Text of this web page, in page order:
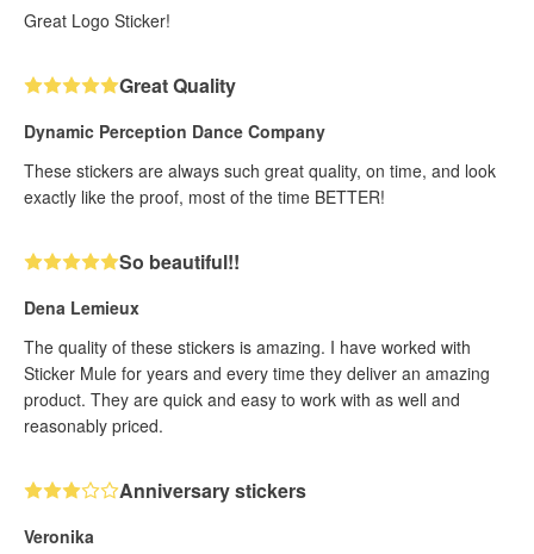
Great Logo Sticker!
Great Quality
Dynamic Perception Dance Company
These stickers are always such great quality, on time, and look
exactly like the proof, most of the time BETTER!
So beautiful!!
Dena Lemieux
The quality of these stickers is amazing. I have worked with
Sticker Mule for years and every time they deliver an amazing
product. They are quick and easy to work with as well and
reasonably priced.
Anniversary stickers
Veronika